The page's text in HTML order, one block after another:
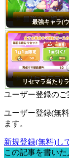
最強キャラ(
リセマラ当たり
ユーザー登録のご
ユーザー登録(無
ます。
新規登録(無料)し
この記事を書いた